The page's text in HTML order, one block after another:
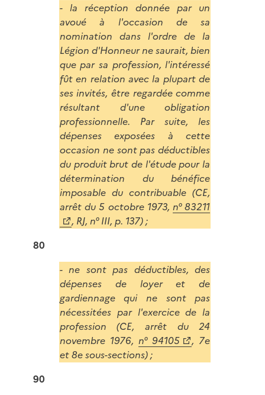
- la réception donnée par un
avoué à l'occasion de sa
nomination dans l'ordre de la
Légion d'Honneur ne saurait, bien
que par sa profession, l'intéressé
fût en relation avec la plupart de
ses invités, être regardée comme
résultant d'une obligation
professionnelle. Par suite, les
dépenses exposées à cette
occasion ne sont pas déductibles
du produit brut de l'étude pour la
détermination du bénéfice
imposable du contribuable (CE,
arrêt du 5 octobre 1973, n° 83211
, RJ, n° III, p. 137) ;
80
- ne sont pas déductibles, des
dépenses de loyer et de
gardiennage qui ne sont pas
nécessitées par l'exercice de la
profession (CE, arrêt du 24
novembre 1976, n° 94105
, 7e
et 8e sous-sections) ;
90